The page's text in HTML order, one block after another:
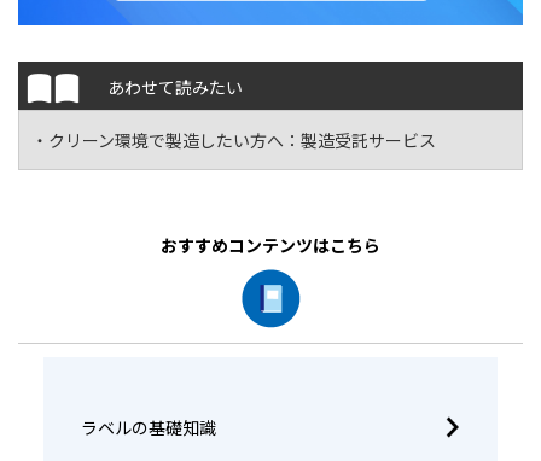
あわせて読みたい
・クリーン環境で製造したい方へ： 製造受託サービス
おすすめコンテンツはこちら
ラベルの基礎知識